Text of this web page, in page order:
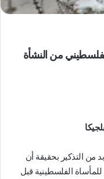
من النشأة
من التذكير بحقيقة أن
الفلسطينية قبل